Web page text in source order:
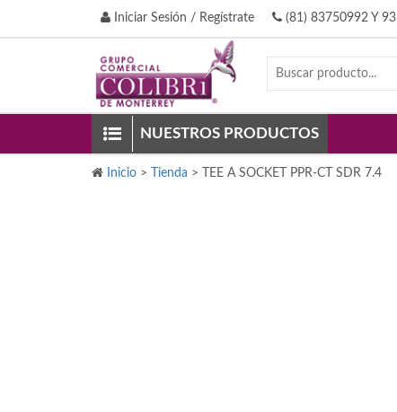
Iniciar Sesión / Regístrate (81) 83750992 Y 93
NUESTROS PRODUCTOS
Inicio > Tienda > TEE A SOCKET PPR-CT SDR 7.4